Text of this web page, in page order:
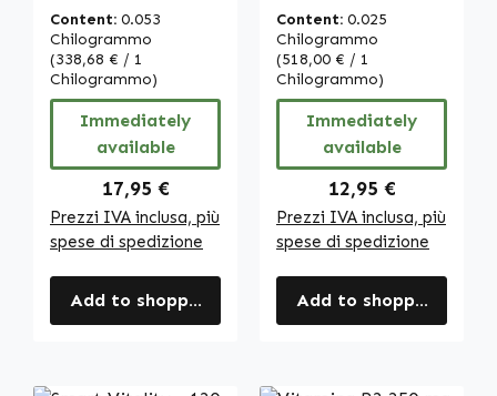
deglutire -
vegano | Warnke
Vitalstoffe
Content: 0.053
Chilogrammo
(338,68 € / 1
Chilogrammo)
Immediately
available
Regular price:
17,95 €
Prezzi IVA inclusa, più
spese di spedizione
Add to shopping cart
da deglutire - per
pelle, protezione
cellulare, vista e
altro | Warnke
Vitalstoffe
Content: 0.025
Chilogrammo
(518,00 € / 1
Chilogrammo)
Immediately
available
Regular price:
12,95 €
Prezzi IVA inclusa, più
spese di spedizione
Add to shopping cart